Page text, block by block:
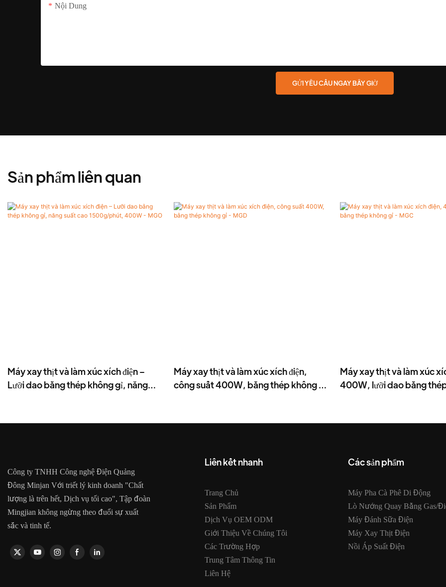
Nội Dung
GỬI YÊU CẦU NGAY BÂY GIỜ
Sản phẩm liên quan
Máy xay thịt và làm xúc xích điện –
Lưỡi dao bằng thép không gỉ, năng
Máy xay thịt và làm xúc xích điện,
công suất 400W, bằng thép không gỉ
Máy xay thịt và làm xúc
400W, lưỡi dao bằng
Công ty TNHH Công nghệ Điện Quảng
Đông Minjan Với triết lý kinh doanh "Chất
lượng là trên hết, Dịch vụ tối cao", Tập đoàn
Mingjian không ngừng theo đuổi sự xuất
sắc và tinh tế.
Liên kết nhanh
Trang Chủ
Sản Phẩm
Dịch Vụ OEM ODM
Giới Thiệu Về Chúng Tôi
Các Trường Hợp
Trung Tâm Thông Tin
Liên Hệ
Các sản phẩm
Máy Pha Cà Phê Di Động
Lò Nướng Quay Bằng Gas/
Máy Đánh Sữa Điện
Máy Xay Thịt Điện
Nồi Áp Suất Điện